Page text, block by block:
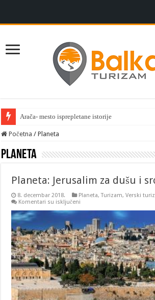
Arača- mesto isprepletane istorije
Početna / Planeta
Planeta
Planeta: Jerusalim za dušu i
8. decembar 2018. Planeta,Turizam,Verski
Komentari su isključeni
dušu
i
srce